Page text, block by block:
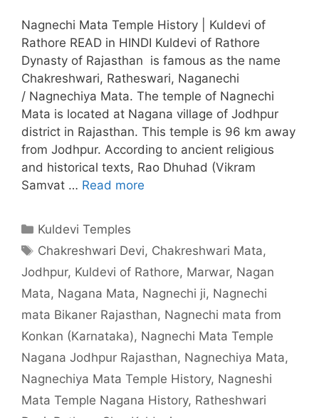
Nagnechi Mata Temple History | Kuldevi of
Rathore READ in HINDI Kuldevi of Rathore
Dynasty of Rajasthan is famous as the name
Chakreshwari, Ratheswari, Naganechi
/ Nagnechiya Mata. The temple of Nagnechi
Mata is located at Nagana village of Jodhpur
district in Rajasthan. This temple is 96 km away
from Jodhpur. According to ancient religious
and historical texts, Rao Dhuhad (Vikram
Samvat … Read more
Categories
Kuldevi Temples
Tags
Chakreshwari Devi, Chakreshwari Mata,
Jodhpur, Kuldevi of Rathore, Marwar, Nagan
Mata, Nagana Mata, Nagnechi ji, Nagnechi
mata Bikaner Rajasthan, Nagnechi mata from
Konkan (Karnataka), Nagnechi Mata Temple
Nagana Jodhpur Rajasthan, Nagnechiya Mata,
Nagnechiya Mata Temple History, Nagneshi
Mata Temple Nagana History, Ratheshwari